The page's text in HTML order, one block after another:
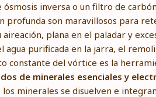
ósmosis inversa o un filtro de
profunda son maravillosos para
aireación, plana en el paladar y
agua purificada en la jarra, el
constante del vórtice es la
de minerales esenciales y
minerales se disuelven e